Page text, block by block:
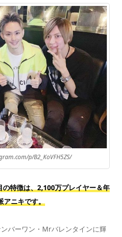
p/B2_KoVFH5ZS/
特徴は、2,100万プレイヤー＆年
アニキです。
バーワン・Mrバレンタインに輝